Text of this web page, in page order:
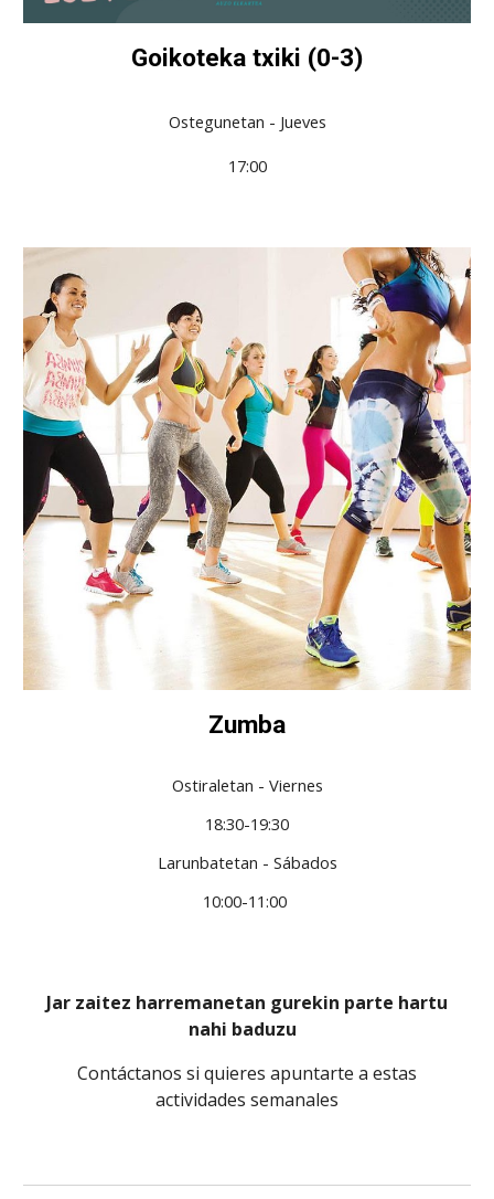
Goikoteka txiki (0-3)
Ostegunetan - Jueves
17:00
Zumba
Ostiraletan - Viernes
18:30-19:30
Larunbatetan - Sábados
10:00-11:00
Jar zaitez harremanetan gurekin parte hartu
nahi baduzu
Contáctanos si quieres apuntarte a estas
actividades semanales